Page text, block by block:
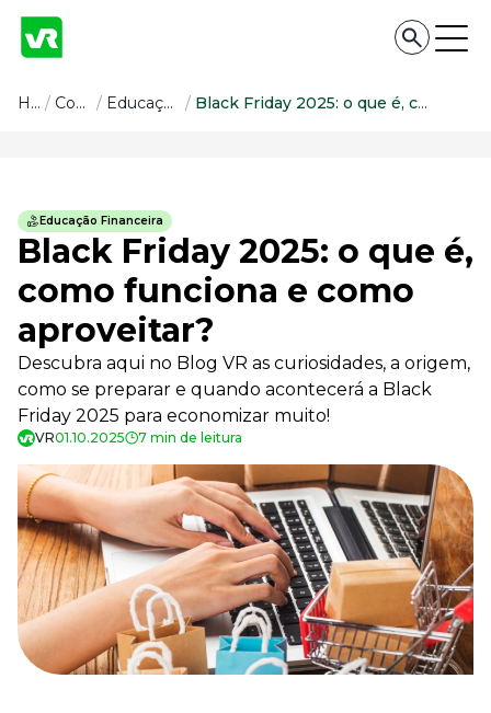
Conteúdo
Todas as categorias
Confira nossos conteúdos
Empreendedorismo
Impulsione o seu negócio
Legislação
Fique por dentro da lei
Pessoas e Cultura
Aprimore a cultura organizacional
Educação Financeira
Saiba como gerenciar o seu dinheiro
Para o Trabalhador
Tudo para facilitar a rotina
Imprensa
VR na Imprensa
Cursos
Cursos
Home / Conteúdo / Educação Financeira / Black Friday 2025: o que é, como funciona e como aproveitar?
Educação Financeira
Black Friday 2025: o que é,
como funciona e como
aproveitar?
Descubra aqui no Blog VR as curiosidades, a origem,
como se preparar e quando acontecerá a Black
Friday 2025 para economizar muito!
VR01.10.2025 7 min de leitura